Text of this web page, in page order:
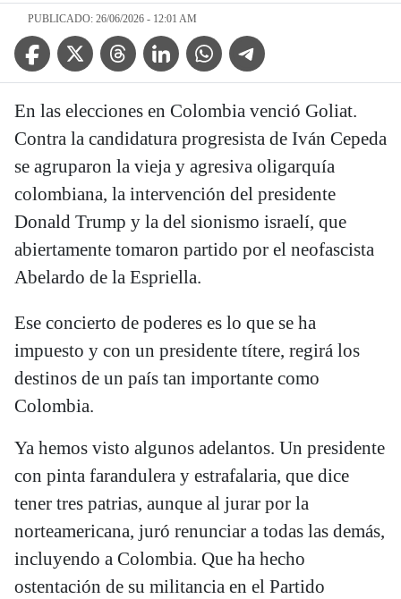
PUBLICADO: 26/06/2026 - 12:01 AM
Facebook IconTwitter IconThreads IconLinkedin IconWhatsApp IconTelegram Icon
En las elecciones en Colombia venció Goliat.
Contra la candidatura progresista de Iván Cepeda
se agruparon la vieja y agresiva oligarquía
colombiana, la intervención del presidente
Donald Trump y la del sionismo israelí, que
abiertamente tomaron partido por el neofascista
Abelardo de la Espriella.
Ese concierto de poderes es lo que se ha
impuesto y con un presidente títere, regirá los
destinos de un país tan importante como
Colombia.
Ya hemos visto algunos adelantos. Un presidente
con pinta farandulera y estrafalaria, que dice
tener tres patrias, aunque al jurar por la
norteamericana, juró renunciar a todas las demás,
incluyendo a Colombia. Que ha hecho
ostentación de su militancia en el Partido